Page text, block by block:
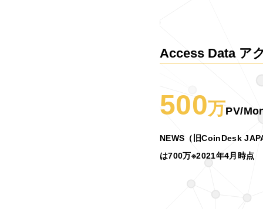
Access Data ア
500万PV/
NEWS（旧CoinDesk
は700万※2021年4月時点